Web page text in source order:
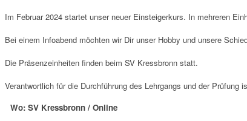
Im Februar 2024 startet unser neuer Einsteigerkurs. In mehreren
Bei einem Infoabend möchten wir Dir unser Hobby und unsere
Die Präsenzeinheiten finden beim SV Kressbronn statt.
Verantwortlich für die Durchführung des Lehrgangs und der
Wo: SV Kressbronn / Online